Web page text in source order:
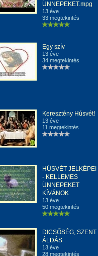
ÜNNEPEKET.mpg
13 éve
33 megtekintés
Egy szív
13 éve
34 megtekintés
Keresztény Húsvét!
13 éve
11 megtekintés
HÚSVÉT JELKÉPEI
- KELLEMES
ÜNNEPEKET
KÍVÁNOK
13 éve
50 megtekintés
DICSŐSÉG, SZENT
ÁLDÁS
13 éve
28 megtekintés